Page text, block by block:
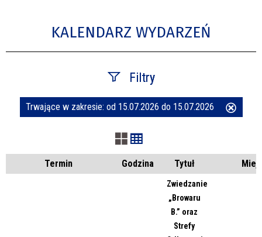
KALENDARZ WYDARZEŃ
Filtry
Szukana fraza
Kategoria
Trwające w zakresie: od 15.07.2026 do 15.07.2026
Termin Godzina Tytuł
Zwiedzanie
„Browaru
B.” oraz
Strefy